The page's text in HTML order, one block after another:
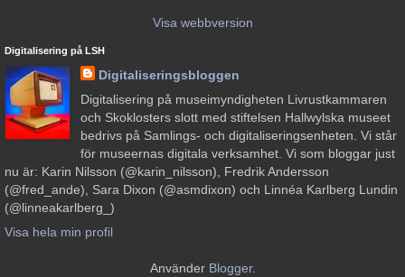
Visa webbversion
Digitalisering på LSH
Digitaliseringsbloggen
Digitalisering på museimyndigheten Livrustkammaren
och Skoklosters slott med stiftelsen Hallwylska museet
bedrivs på Samlings- och digitaliseringsenheten. Vi står
för museernas digitala verksamhet. Vi som bloggar just
nu är: Karin Nilsson (@karin_nilsson), Fredrik Andersson
(@fred_ande), Sara Dixon (@asmdixon) och Linnéa Karlberg Lundin
(@linneakarlberg_)
Visa hela min profil
Använder Blogger.